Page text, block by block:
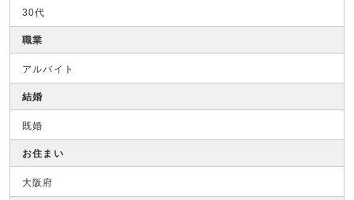
30代
職業
アルバイト
結婚
既婚
お住まい
大阪府